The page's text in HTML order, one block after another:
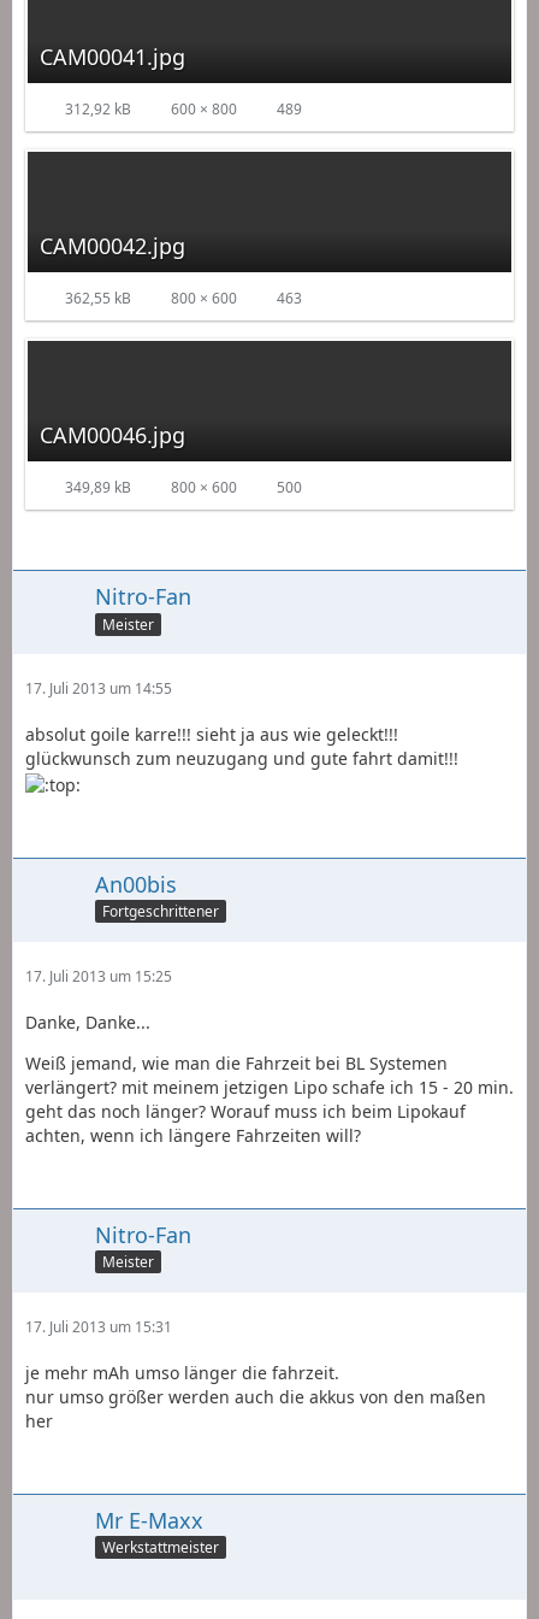
CAM00041.jpg
312,92 kB 600 × 800 489
CAM00042.jpg
362,55 kB 800 × 600 463
CAM00046.jpg
349,89 kB 800 × 600 500
Nitro-Fan
Meister
17. Juli 2013 um 14:55
absolut goile karre!!! sieht ja aus wie geleckt!!!
glückwunsch zum neuzugang und gute fahrt damit!!!
An00bis
Fortgeschrittener
17. Juli 2013 um 15:25
Danke, Danke...
Weiß jemand, wie man die Fahrzeit bei BL Systemen
verlängert? mit meinem jetzigen Lipo schafe ich 15 - 20 min.
geht das noch länger? Worauf muss ich beim Lipokauf
achten, wenn ich längere Fahrzeiten will?
Nitro-Fan
Meister
17. Juli 2013 um 15:31
je mehr mAh umso länger die fahrzeit.
nur umso größer werden auch die akkus von den maßen
her
Mr E-Maxx
Werkstattmeister